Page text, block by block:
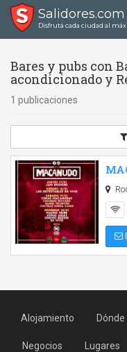
Salidores.com
Disfrutá cada ciudad al
Bares y pubs con
acondicionado y
1 publicaciones
Alojamiento
Negocios Lugares